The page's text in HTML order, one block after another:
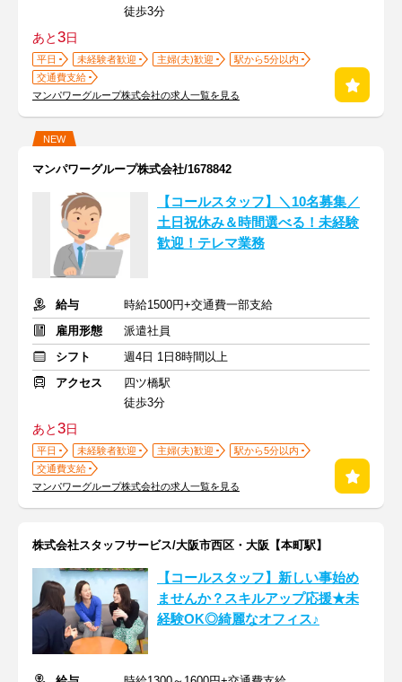
徒歩3分
あと3日
平日 未経験者歓迎 主婦(夫)歓迎
駅から5分以内
交通費支給
マンパワーグループ株式会社の求人一覧を見る
NEW
マンパワーグループ株式会社/1678842
【コールスタッフ】＼10名募集／
土日祝休み＆時間選べる！未経験
歓迎！テレマ業務
給与
時給1500円+交通費一部支給
雇用形態
派遣社員
シフト
週4日 1日8時間以上
アクセス
四ツ橋駅
徒歩3分
あと3日
平日 未経験者歓迎 主婦(夫)歓迎
駅から5分以内
交通費支給
マンパワーグループ株式会社の求人一覧を見る
株式会社スタッフサービス/大阪市西区・大阪【本町駅】
【コールスタッフ】新しい事始め
ませんか？スキルアップ応援★未
経験OK◎綺麗なオフィス♪